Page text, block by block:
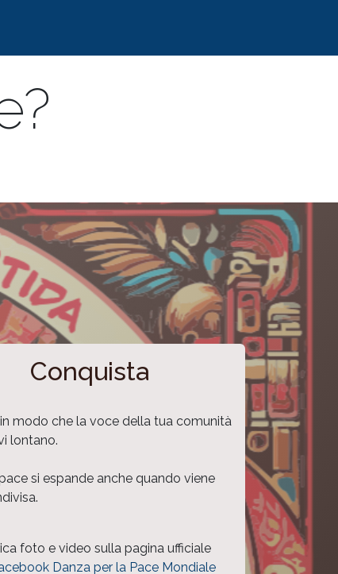
Conquista
in modo che la voce della tua comunità
lontano.
si espande anche quando viene
foto e video sulla pagina ufficiale
Danza per la Pace Mondiale